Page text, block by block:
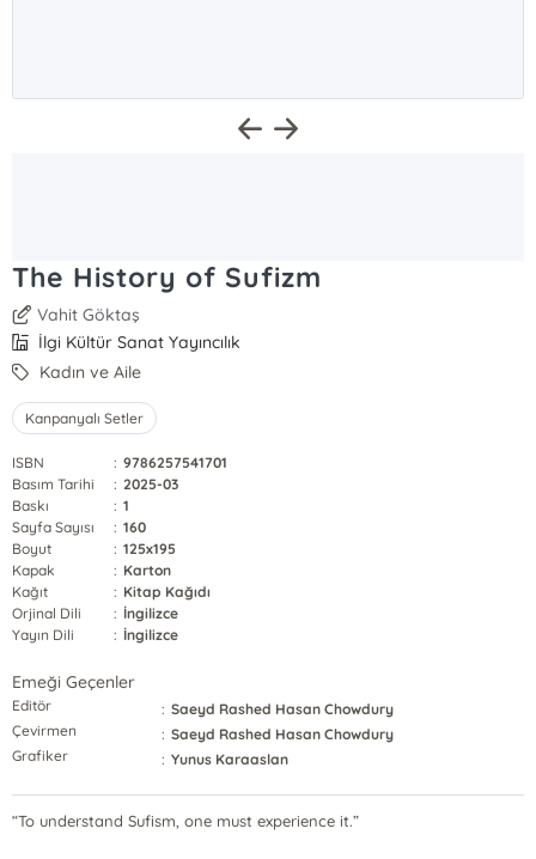
The History of Sufizm
Vahit Göktaş
İlgi Kültür Sanat Yayıncılık
Kadın ve Aile
Kanpanyalı Setler
ISBN : 9786257541701
Basım Tarihi
: 2025-03
Baskı
: 1
Sayfa Sayısı
: 160
Boyut
: 125x195
Kapak
: Karton
Kağıt
: Kitap Kağıdı
Orjinal Dili
: İngilizce
Yayın Dili
: İngilizce
Emeği Geçenler
Editör : Saeyd Rashed Hasan Chowdury
Çevirmen
: Saeyd Rashed Hasan Chowdury
Grafiker
: Yunus Karaaslan
“To understand Sufism, one must experience it.”